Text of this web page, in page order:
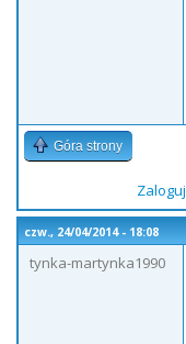
Góra strony
czw., 24/04/2014 - 18:08
tynka-martynka1990